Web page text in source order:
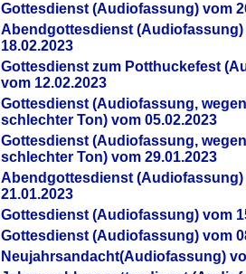
Gottesdienst (Audiofassung) vom
Abendgottesdienst (Audiofassung)
18.02.2023
Gottesdienst zum Potthuckefest
vom 12.02.2023
Gottesdienst (Audiofassung,
schlechter Ton) vom 05.02.2023
Gottesdienst (Audiofassung,
schlechter Ton) vom 29.01.2023
Abendgottesdienst (Audiofassung)
21.01.2023
Gottesdienst (Audiofassung) vom
Gottesdienst (Audiofassung) vom
Neujahrsandacht(Audiofassung)